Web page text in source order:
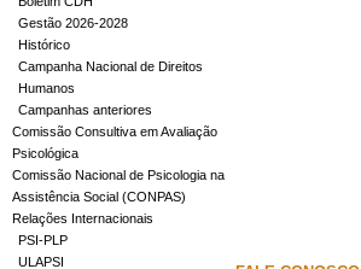
Gestão 2026-2028
Histórico
Campanha Nacional de Direitos
Humanos
Campanhas anteriores
Comissão Consultiva em Avaliação
Psicológica
Comissão Nacional de Psicologia na
Assistência Social (CONPAS)
Relações Internacionais
PSI-PLP
ULAPSI